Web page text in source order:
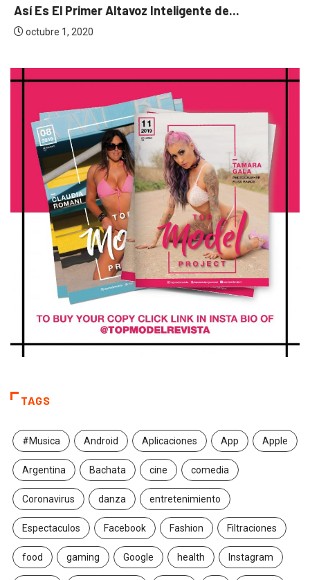
Así Es El Primer Altavoz Inteligente de...
octubre 1, 2020
TAGS
#Musica Android Aplicaciones App Apple
Argentina Bachata cine comedia
Coronavirus danza entretenimiento
Espectaculos Facebook Fashion Filtraciones
food gaming Google health Instagram